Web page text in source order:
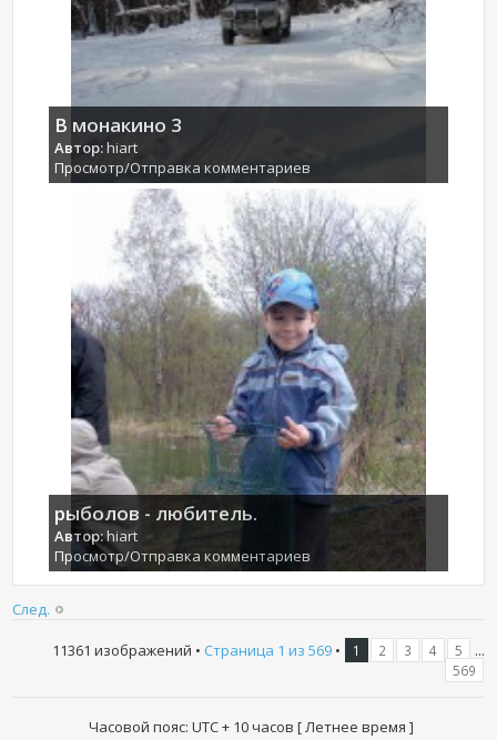
В монакино 3
Автор:hiart
Просмотр/Отправка комментариев
рыболов - любитель.
Автор:hiart
Просмотр/Отправка комментариев
След.
11361 изображений • Страница 1 из 569• 1 2 3 4 5 ...
569
Часовой пояс: UTC + 10 часов [ Летнее время ]